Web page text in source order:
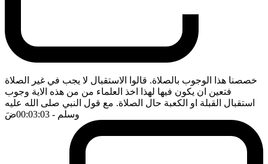
خصصنا هذا الوجوب بالصلاة. قالوا الاستقبال لا يجب في غير الصلاة
فتعين ان يكون فيها لهذا اخذ العلماء من من هذه الاية وجوب
استقبال القبلة او الكعبة حال الصلاة. مع قول النبي صلى الله عليه
وسلم - 00:03:03 ضَ